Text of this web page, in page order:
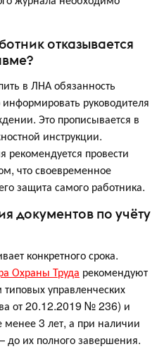
отказывается
в ЛНА обязанность
руководителя
Это прописывается в
инструкции.
рекомендуется провести
что своевременное
защита самого работника.
документов по учёту
конкретного срока.
Охраны Труда рекомендуют
управленческих
от 20.12.2019 № 236) и
менее 3 лет, а при наличии
их полного завершения.